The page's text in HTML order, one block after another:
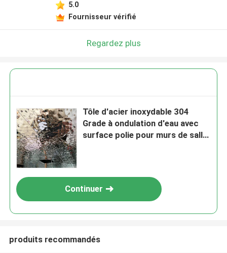
5.0
Fournisseur vérifié
Regardez plus
Tôle d'acier inoxydable 304
Grade à ondulation d'eau avec
surface polie pour murs de salle
Continuer
produits recommandés